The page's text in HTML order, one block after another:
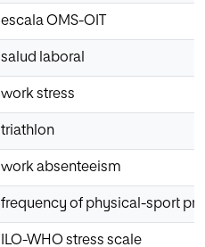
escala OMS-OIT
salud laboral
work stress
triathlon
work absenteeism
frequency of physical-sport
ILO-WHO stress scale